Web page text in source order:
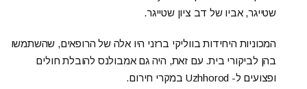
שטייגר, אביו של דב ציון שטייגר.
המכוניות היחידות בווליקי ברזני היו אלה של הרופאים, שהשתמשו
בהן לביקורי בית. עם זאת, היה גם אמבולנס להובלת חולים
ופצועים ל- Uzhhorod במקרי חירום.